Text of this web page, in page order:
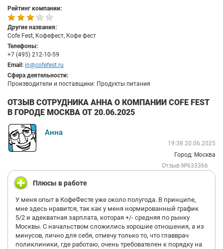
Рейтинг компании:
Другие названия:
Cofe Fest, Кофефест, Кофе фест
Телефоны:
+7 (495) 212-10-59
Email: in@cofefest.ru
Сфера деятельности:
Производители и поставщики: Продукты питания
ОТЗЫВ СОТРУДНИКА АННА О КОМПАНИИ COFE FEST
В ГОРОДЕ МОСКВА ОТ 20.06.2025
Анна
19:38 20.06.2025
Город: Москва
Отзыв №633366
Плюсы в работе
У меня опыт в КофеФесте уже около полугода. В принципе,
мне здесь нравится, так как у меня нормированный график
5/2 и адекватная зарплата, которая +/- средняя по рынку
Москвы. С начальством сложились хорошие отношения, а из
минусов, лично для себя, отмечу только то, что главврач
поликлиники, где работаю, очень требователен к порядку на